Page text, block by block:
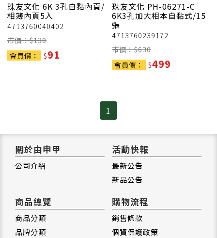
珠友文化 6K 3孔自黏內頁/
相簿內頁5入
4713760040402
市價：$130
會員價：
$91
珠友文化 PH-06271-C
6K3孔加大相本自黏式/15
張
4713760239172
市價：$630
會員價：
$499
1
關於由申甲
公司介紹
活動快報
最新公告
新品公告
商品總覽
商品分類
品牌分類
購物流程
銷售條款
個資保護政策